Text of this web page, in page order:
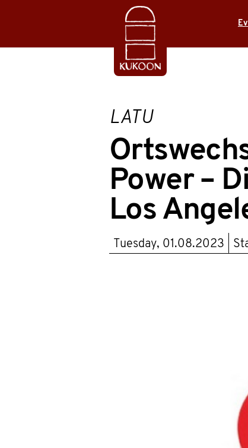
LATU
Power –
Los
Tuesday, 01.08.2023